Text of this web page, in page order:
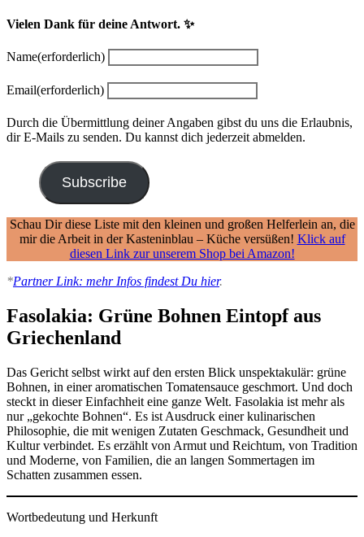
Vielen Dank für deine Antwort. ✨
Name(erforderlich)
Email(erforderlich)
Durch die Übermittlung deiner Angaben gibst du uns die Erlaubnis,
dir E-Mails zu senden. Du kannst dich jederzeit abmelden.
Subscribe
Schau Dir diese Liste mit den kleinen und großen Helferlein an, die
mir die Arbeit in der Kasteninblau – Küche versüßen! Klick auf
diesen Link zur unserem Shop bei Amazon!
*Partner Link: mehr Infos findest Du hier.
Fasolakia: Grüne Bohnen Eintopf aus
Griechenland
Das Gericht selbst wirkt auf den ersten Blick unspektakulär: grüne
Bohnen, in einer aromatischen Tomatensauce geschmort. Und doch
steckt in dieser Einfachheit eine ganze Welt. Fasolakia ist mehr als
nur „gekochte Bohnen“. Es ist Ausdruck einer kulinarischen
Philosophie, die mit wenigen Zutaten Geschmack, Gesundheit und
Kultur verbindet. Es erzählt von Armut und Reichtum, von Tradition
und Moderne, von Familien, die an langen Sommertagen im
Schatten zusammen essen.
Wortbedeutung und Herkunft